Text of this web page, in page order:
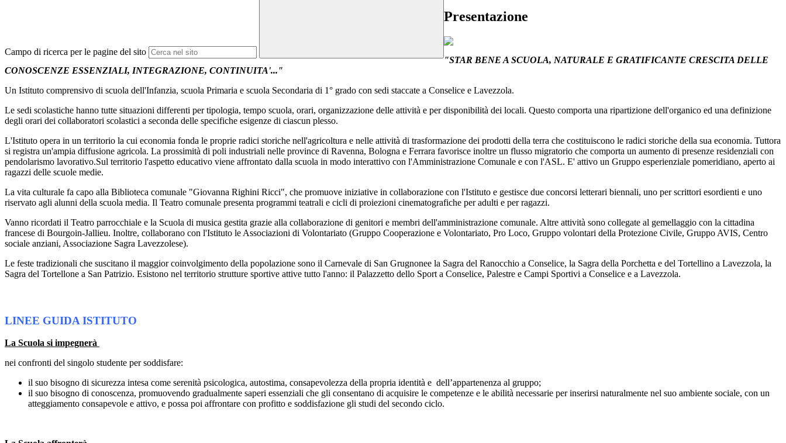
Campo di ricerca per le pagine del sito
Presentazione
"STAR BENE A SCUOLA, NATURALE E GRATIFICANTE CRESCITA DELLE
CONOSCENZE ESSENZIALI, INTEGRAZIONE, CONTINUITA'..."
Un Istituto comprensivo di scuola dell'Infanzia, scuola Primaria e scuola Secondaria di 1° grado con sedi staccate a Conselice e Lavezzola.
Le sedi scolastiche hanno tutte situazioni differenti per tipologia, tempo scuola, orari, organizzazione delle attività e per disponibilità dei locali. Questo comporta una ripartizione dell'organico ed una definizione
degli orari dei collaboratori scolastici a seconda delle specifiche esigenze di ciascun plesso.
L'Istituto opera in un territorio la cui economia fonda le proprie radici storiche nell'agricoltura e nelle attività di trasformazione dei prodotti della terra che costituiscono le radici storiche della sua economia. Tuttora
si registra un'ampia diffusione agricola. La prossimità di poli industriali nelle province di Ravenna, Bologna e Ferrara favorisce inoltre un flusso migratorio che comporta un aumento di presenze residenziali con
pendolarismo lavorativo.Sul territorio l'aspetto educativo viene affrontato dalla scuola in modo interattivo con l'Amministrazione Comunale e con l'ASL. E' attivo un Gruppo esperienziale pomeridiano, aperto ai
ragazzi delle scuole medie.
La vita culturale fa capo alla Biblioteca comunale "Giovanna Righini Ricci", che promuove iniziative in collaborazione con l'Istituto e gestisce due concorsi letterari biennali, uno per scrittori esordienti e uno
riservato agli alunni della scuola media. Il Teatro comunale presenta programmi teatrali e cicli di proiezioni cinematografiche per adulti e per ragazzi.
Vanno ricordati il Teatro parrocchiale e la Scuola di musica gestita grazie alla collaborazione di genitori e membri dell'amministrazione comunale. Altre attività sono collegate al gemellaggio con la cittadina
francese di Bourgoin-Jallieu. Inoltre, collaborano con l'Istituto le Associazioni di Volontariato (Gruppo Cooperazione e Volontariato, Pro Loco, Gruppo volontari della Protezione Civile, Gruppo AVIS, Centro
sociale anziani, Associazione Sagra Lavezzolese).
Le feste tradizionali che suscitano il maggior coinvolgimento della popolazione sono il Carnevale di San Grugnonee la Sagra del Ranocchio a Conselice, la Sagra della Porchetta e del Tortellino a Lavezzola, la
Sagra del Tortellone a San Patrizio. Esistono nel territorio strutture sportive attive tutto l'anno: il Palazzetto dello Sport a Conselice, Palestre e Campi Sportivi a Conselice e a Lavezzola.
LINEE GUIDA ISTITUTO
La Scuola si impegnerà
nei confronti del singolo studente per soddisfare:
il suo bisogno di sicurezza intesa come serenità psicologica, autostima, consapevolezza della propria identità e dell’appartenenza al gruppo;
il suo bisogno di conoscenza, promuovendo gradualmente saperi essenziali che gli consentano di acquisire le competenze e le abilità necessarie per inserirsi naturalmente nel suo ambiente sociale, con un
atteggiamento consapevole e attivo, e possa poi affrontare con profitto e soddisfazione gli studi del secondo ciclo.